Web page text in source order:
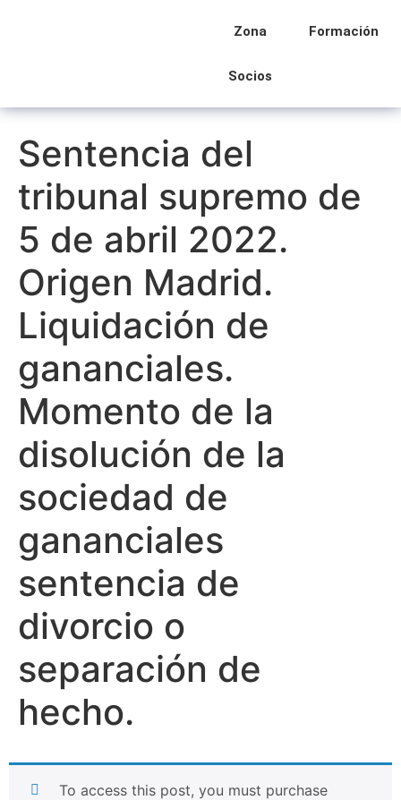
Zona
Socios
Formación
Sentencia del
tribunal supremo de
5 de abril 2022.
Origen Madrid.
Liquidación de
gananciales.
Momento de la
disolución de la
sociedad de
gananciales
sentencia de
divorcio o
separación de
hecho.
To access this post, you must purchase